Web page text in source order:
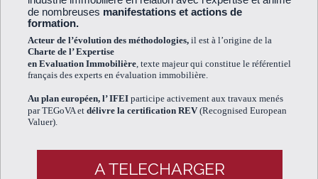
de nombreuses manifestations et actions de
formation.
Acteur de l’évolution des méthodologies, il est à l’origine de la
Charte de l’ Expertise
en Evaluation Immobilière, texte majeur qui constitue le référentiel
français des experts en évaluation immobilière.
Au plan européen, l’ IFEI participe activement aux travaux menés
par TEGoVA etdélivre la certification REV(Recognised European
Valuer).
A TELECHARGER